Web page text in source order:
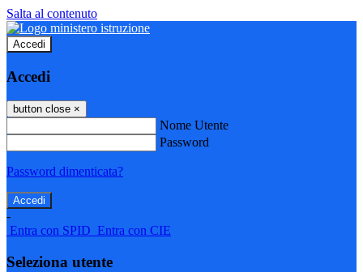
Salta al contenuto
Accedi
Accedi
button close ×
Nome Utente
Password
Password dimenticata?
-
Entra con SPID Entra con CIE
Seleziona utente